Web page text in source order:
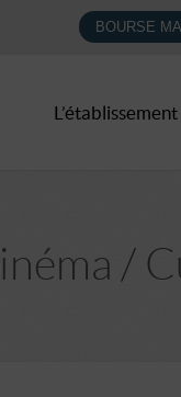
L’établissement
BOURSE
/